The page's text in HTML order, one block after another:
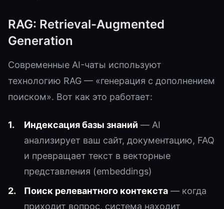
RAG: Retrieval-Augmented
Generation
Современные AI-чаты используют
технологию RAG — «генерация с дополнением
поиском». Вот как это работает:
Индексация базы знаний — AI
анализирует ваш сайт, документацию, FAQ
и превращает текст в векторные
представления (embeddings)
Поиск релевантного контекста — когда
приходит вопрос, система находит